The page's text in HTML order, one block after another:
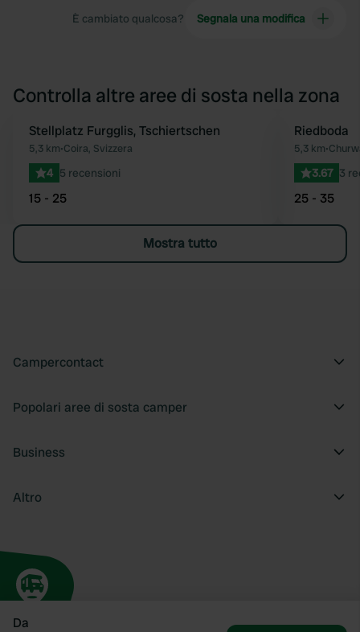
Da
È cambiato qualcosa? Segnala una modifica
Controlla altre aree di sosta nella zona
Preferito
Stellplatz Furgglis, Tschiertschen
5,3 km•Coira, Svizzera
4 5 recensioni
15 - 25
Riedboda
5,3 km•
3.67 3
25 - 35
Mostra tutto
Campercontact
Popolari aree di sosta camper
Business
Altro